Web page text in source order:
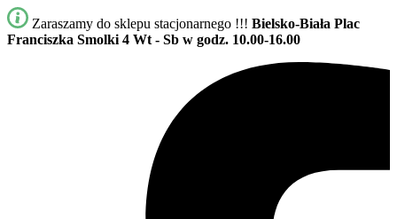
Zaraszamy do sklepu stacjonarnego !!! Bielsko-Biała Plac
Franciszka Smolki 4 Wt - Sb w godz. 10.00-16.00